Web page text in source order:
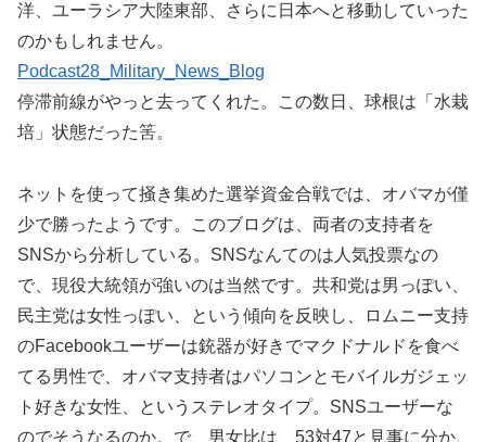
洋、ユーラシア大陸東部、さらに日本へと移動していった
のかもしれません。
Podcast28_Military_News_Blog
停滞前線がやっと去ってくれた。この数日、球根は「水栽
培」状態だった筈。
ネットを使って掻き集めた選挙資金合戦では、オバマが僅
少で勝ったようです。このブログは、両者の支持者を
SNSから分析している。SNSなんてのは人気投票なの
で、現役大統領が強いのは当然です。共和党は男っぽい、
民主党は女性っぽい、という傾向を反映し、ロムニー支持
のFacebookユーザーは銃器が好きでマクドナルドを食べ
てる男性で、オバマ支持者はパソコンとモバイルガジェッ
ト好きな女性、というステレオタイプ。SNSユーザーな
のでそうなるのか。で、男女比は、53対47と見事に分か